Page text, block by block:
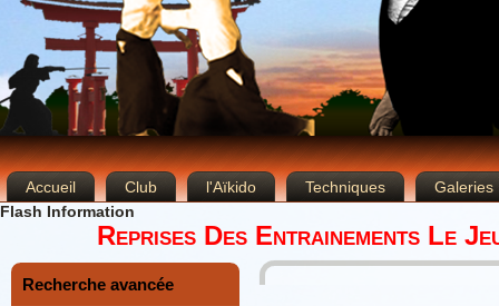
Accueil Club l'Aïkido Techniques
Galeries
Flash Information
Reprises Des Entrainements Le
Recherche avancée